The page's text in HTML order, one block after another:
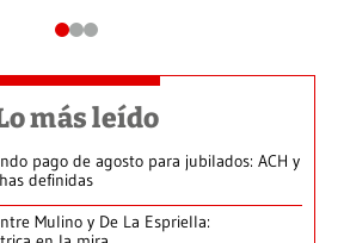
más leído
pago de agosto para jubilados: ACH y
definidas
Mulino y De La Espriella: